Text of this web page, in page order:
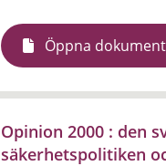
Öppna dokument
Opinion 2000 : den
säkerhetspolitiken